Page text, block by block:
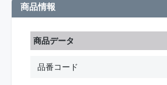
商品情報
商品データ
品番コード